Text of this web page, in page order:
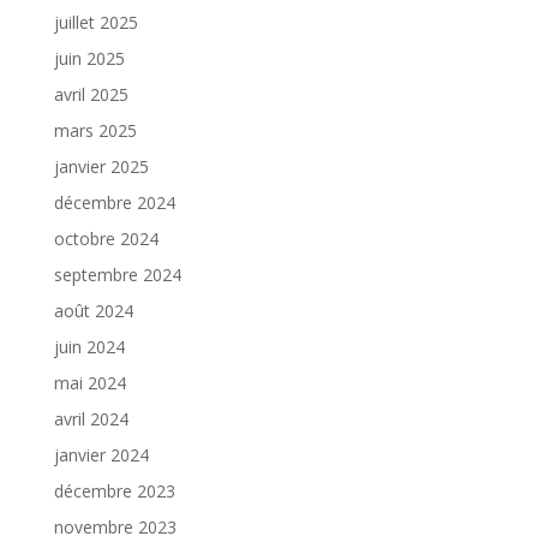
juillet 2025
juin 2025
avril 2025
mars 2025
janvier 2025
décembre 2024
octobre 2024
septembre 2024
août 2024
juin 2024
mai 2024
avril 2024
janvier 2024
décembre 2023
novembre 2023